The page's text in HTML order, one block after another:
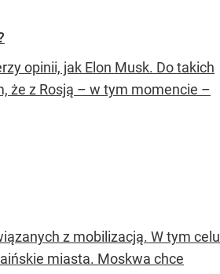
opinii, jak Elon Musk. Do takich
że z Rosją – w tym momencie –
z mobilizacją. W tym celu
miasta. Moskwa chce